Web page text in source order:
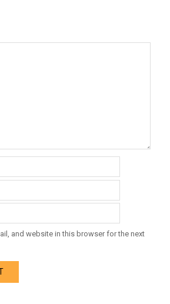
and website in this browser for the next